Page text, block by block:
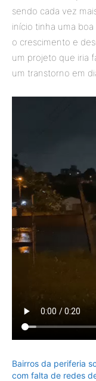
sendo cada vez
início tinha uma
o crescimento e
um projeto que iria
um transtorno em
Bairros da periferia
com falta de redes